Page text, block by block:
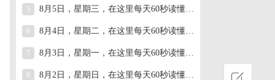
5 8月5日，星期三，在这里每天60秒读懂世界！
6 8月4日，星期二，在这里每天60秒读懂世界！
7 8月3日，星期一，在这里每天60秒读懂世界！
8月2日，星期日，在这里每天60秒读懂世界！